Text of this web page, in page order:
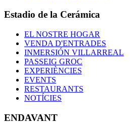
Estadio de la Cerámica
EL NOSTRE HOGAR
VENDA D'ENTRADES
INMERSIÓN VILLARREAL
PASSEIG GROC
EXPERIÈNCIES
EVENTS
RESTAURANTS
NOTÍCIES
ENDAVANT